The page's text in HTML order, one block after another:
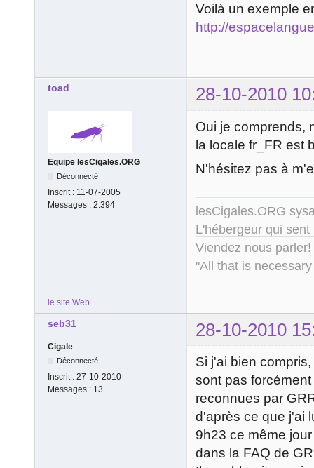
Voilà un exemple
http://
toad 28-10-2010
Equipe lesCigales.ORG
Déconnecté
Inscrit : 11-07-2005
Messages : 2.394
Oui je comprends,
la locale fr_FR est
N'hésitez pas à
lesCigales.ORG
L'hébergeur qui
Viendez nous parler!
"All that is
le site Web
seb31 28-10-2010
Cigale
Déconnecté
Inscrit : 27-10-2010
Messages : 13
Si j'ai bien
sont pas
reconnues par
d'après ce que j'ai
9h23 ce même
dans la FAQ de